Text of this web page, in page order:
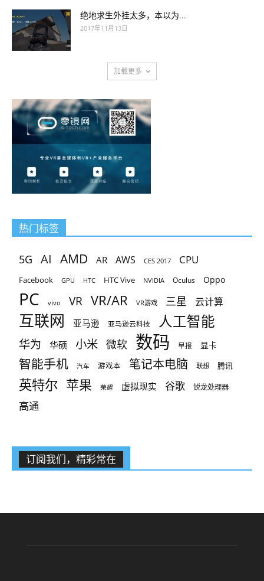
绝地求生外挂太多，本以为...
2017年11月13日
加载更多
热门标签
5G AI AMD AR AWS CES 2017 CPU
Facebook GPU HTC HTC Vive NVIDIA Oculus Oppo
PC vivo VR VR/AR VR游戏 三星 云计算
互联网 亚马逊 亚马逊云科技 人工智能
华为 华硕 小米 微软 数码 早报 显卡
智能手机 汽车 游戏本 笔记本电脑 联想 腾讯
英特尔 苹果 荣耀 虚拟现实 谷歌 锐龙处理器
高通
订阅我们，精彩常在